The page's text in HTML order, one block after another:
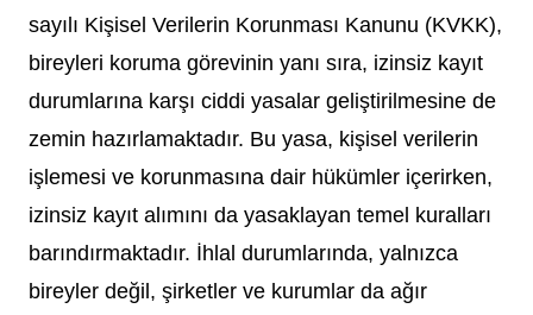
sayılı Kişisel Verilerin Korunması Kanunu (KVKK),
bireyleri koruma görevinin yanı sıra, izinsiz kayıt
durumlarına karşı ciddi yasalar geliştirilmesine de
zemin hazırlamaktadır. Bu yasa, kişisel verilerin
işlemesi ve korunmasına dair hükümler içerirken,
izinsiz kayıt alımını da yasaklayan temel kuralları
barındırmaktadır. İhlal durumlarında, yalnızca
bireyler değil, şirketler ve kurumlar da ağır